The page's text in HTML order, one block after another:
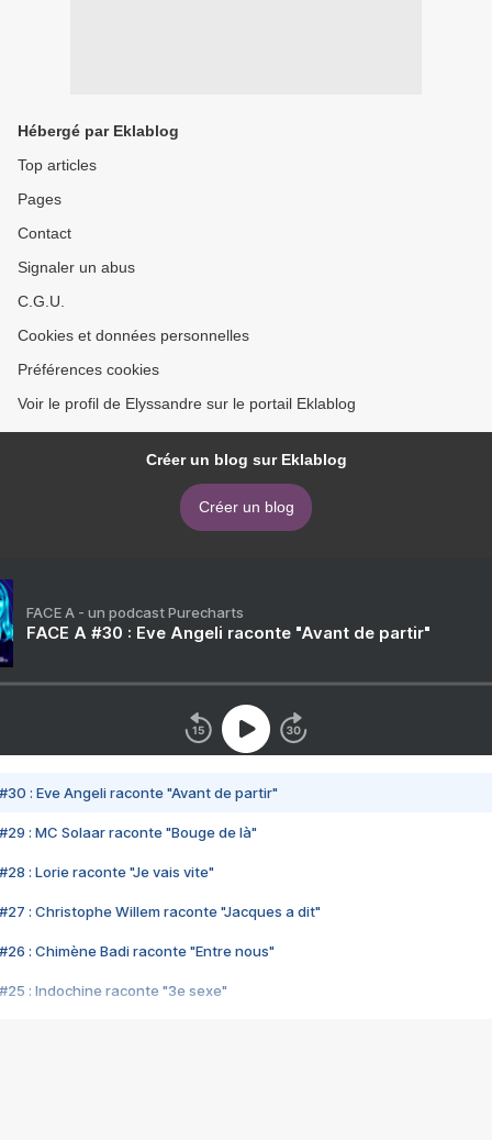
Hébergé par Eklablog
Top articles
Pages
Contact
Signaler un abus
C.G.U.
Cookies et données personnelles
Préférences cookies
Voir le profil de Elyssandre sur le portail Eklablog
Créer un blog sur Eklablog
Créer un blog
FACE A - un podcast Purecharts
FACE A #30 : Eve Angeli raconte "Avant de partir"
#30 : Eve Angeli raconte "Avant de partir"
#29 : MC Solaar raconte "Bouge de là"
#28 : Lorie raconte "Je vais vite"
#27 : Christophe Willem raconte "Jacques a dit"
#26 : Chimène Badi raconte "Entre nous"
#25 : Indochine raconte "3e sexe"